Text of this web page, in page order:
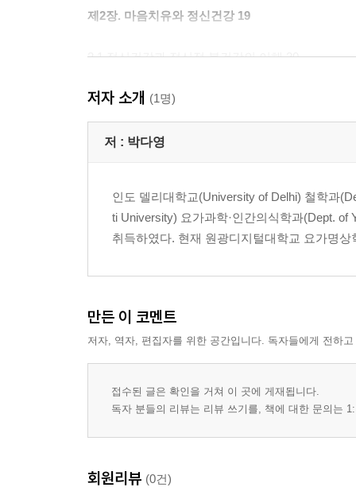
제2장. 마음치유와 정신건강 19
2.1 정신건강과 정신적 불건강의 이해 20
2.3 마음과의 동일시와 분리 33
제3장. 참나상담(Self-counseling) 이론 37
3.2 참나상담의 핵심 의미와 주요 특징 42
3.3 참나상담 수련의 5단계 과정과 일상의 실천 46
4.2 문제행동과 증상의 심층적 유형 57
4.3 문제행동과 증상의 근본적 치유 방향 69
제5장. 마음치유와 몸 73
5.3 차크라 체계 82
저자 소개 (1명)
저 : 박다영
인도 델리대학교(University of Delhi) 철학과
ti University) 요가과학·인간의식학과(Dept.
취득하였다. 현재 원광디지털대학교 요가명상
만든 이 코멘트
저자, 역자, 편집자를 위한 공간입니다. 독자들에게 전하
접수된 글은 확인을 거쳐 이 곳에 게재됩니다.
독자 분들의 리뷰는 리뷰 쓰기를, 책에 대한 문의는
회원리뷰 (0건)